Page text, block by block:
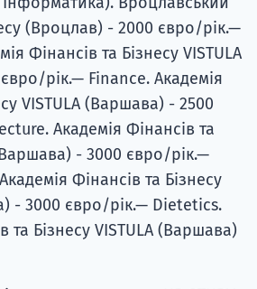
(Вроцлав) - 2000 євро/рік.—
Фінансів та Бізнесу VISTULA
рік.— Finance. Академія
VISTULA (Варшава) - 2500
Академія Фінансів та
- 3000 євро/рік.—
Фінансів та Бізнесу
- 3000 євро/рік.— Dietetics.
та Бізнесу VISTULA (Варшава)